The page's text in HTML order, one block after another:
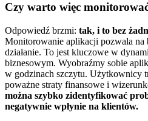
Czy warto więc
Odpowiedź brzmi: tak, i to bez
Monitorowanie aplikacji pozwala na
działanie. To jest kluczowe w
biznesowym. Wyobraźmy sobie
w godzinach szczytu. Użytkownicy
poważne straty finansowe i
można szybko zidentyfikować
negatywnie wpłynie na klientów.